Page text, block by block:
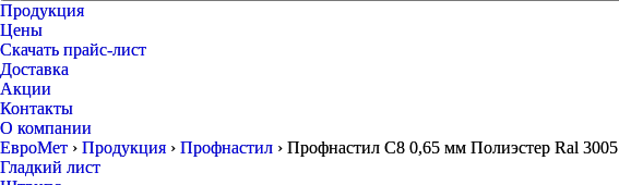
Продукция
Цены
Скачать прайс-лист
Доставка
Акции
Контакты
О компании
ЕвроМет › Продукция › Профнастил › Профнастил С8 0,65 мм Полиэстер Ral 3005
Гладкий лист